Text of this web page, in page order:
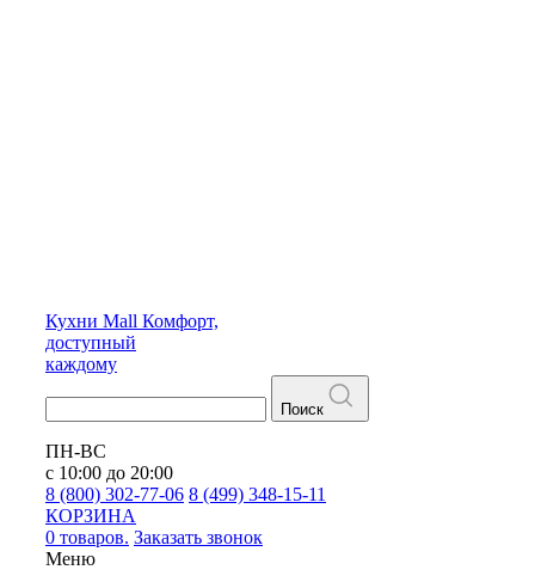
Кухни Mall Комфорт,
доступный
каждому
Поиск
ПН-ВС
с 10:00 до 20:00
8 (800) 302-77-06 8 (499) 348-15-11
КОРЗИНА
0 товаров. Заказать звонок
Меню